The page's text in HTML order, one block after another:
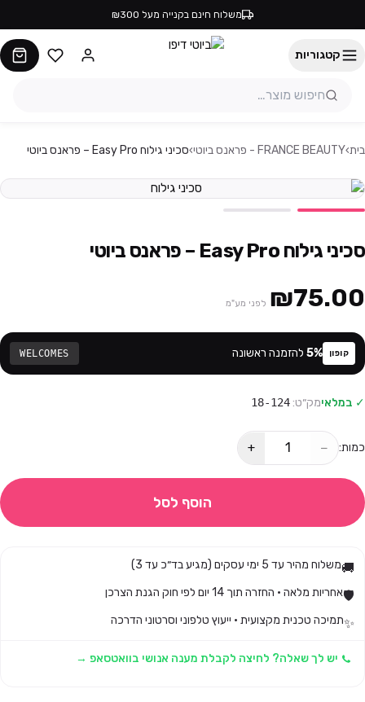
משלוח חינם בקנייה מעל ₪300
קטגוריות
בית›FRANCE BEAUTY - פראנס ביוטי ›סכיני גילוח Easy Pro – פראנס ביוטי
סכיני גילוח Easy Pro – פראנס ביוטי
₪75.00 לפני מע"מ
קופון 5% להזמנה ראשונה WELCOMES
✓ במלאימק״ט:18-124
כמות: −
+
הוסף לסל
🚚משלוח מהיר עד 5 ימי עסקים (מגיע בד״כ עד 3)
🛡️אחריות מלאה · החזרה תוך 14 יום לפי חוק הגנת הצרכן
✨תמיכה טכנית מקצועית · ייעוץ טלפוני וסרטוני הדרכה
יש לך שאלה? לחיצה לקבלת מענה אנושי בוואטסאפ →